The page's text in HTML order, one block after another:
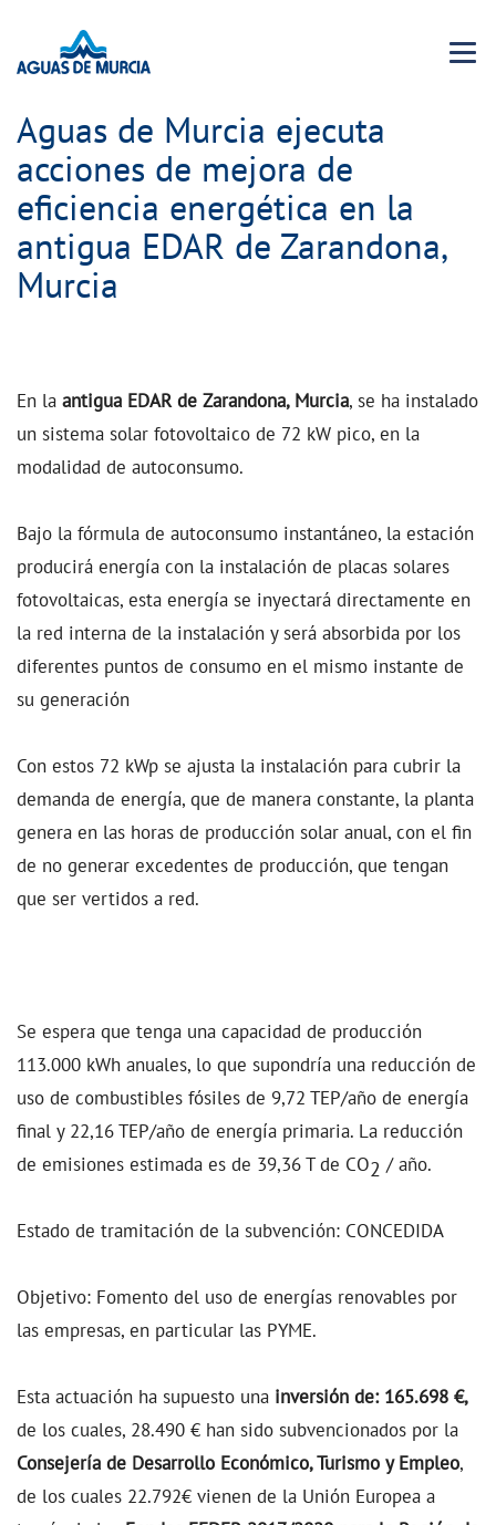
Menu
Aguas de Murcia ejecuta
acciones de mejora de
eficiencia energética en la
antigua EDAR de Zarandona,
Murcia
En la antigua EDAR de Zarandona, Murcia, se ha instalado
un sistema solar fotovoltaico de 72 kW pico, en la
modalidad de autoconsumo.
Bajo la fórmula de autoconsumo instantáneo, la estación
producirá energía con la instalación de placas solares
fotovoltaicas, esta energía se inyectará directamente en
la red interna de la instalación y será absorbida por los
diferentes puntos de consumo en el mismo instante de
su generación
Con estos 72 kWp se ajusta la instalación para cubrir la
demanda de energía, que de manera constante, la planta
genera en las horas de producción solar anual, con el fin
de no generar excedentes de producción, que tengan
que ser vertidos a red.
Se espera que tenga una capacidad de producción
113.000 kWh anuales, lo que supondría una reducción de
uso de combustibles fósiles de 9,72 TEP/año de energía
final y 22,16 TEP/año de energía primaria. La reducción
de emisiones estimada es de 39,36 T de CO2 / año.
Estado de tramitación de la subvención: CONCEDIDA
Objetivo: Fomento del uso de energías renovables por
las empresas, en particular las PYME.
Esta actuación ha supuesto una inversión de: 165.698 €,
de los cuales, 28.490 € han sido subvencionados por la
Consejería de Desarrollo Económico, Turismo y Empleo,
de los cuales 22.792€ vienen de la Unión Europea a